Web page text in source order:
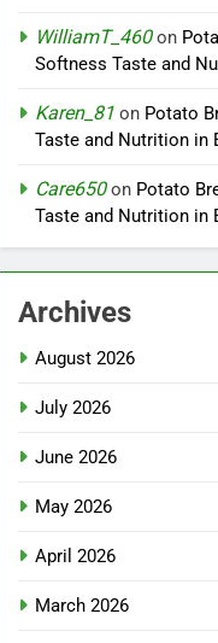
WilliamT_460on
Softness Taste and
Karen_81 on Potato
Taste and Nutrition in
Care650on Potato
Taste and Nutrition in
Archives
August 2026
July 2026
June 2026
May 2026
April 2026
March 2026